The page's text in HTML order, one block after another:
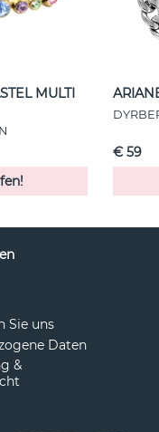
MULTI
€ 59
Sie uns
Daten
&